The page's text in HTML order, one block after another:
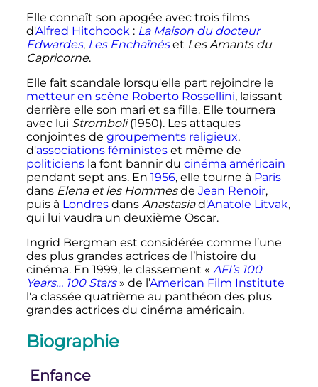
Elle connaît son apogée avec trois films
d'Alfred Hitchcock : La Maison du docteur
Edwardes, Les Enchaînéset Les Amants du
Capricorne.
Elle fait scandale lorsqu'elle part rejoindre le
metteur en scène Roberto Rossellini, laissant
derrière elle son mari et sa fille. Elle tournera
avec lui Stromboli(1950). Les attaques
conjointes de groupements religieux,
d'associations féministeset même de
politiciensla font bannir du cinéma américain
pendant sept ans. En 1956, elle tourne à Paris
dans Elena et les Hommesde Jean Renoir,
puis à Londresdans Anastasiad'Anatole Litvak,
qui lui vaudra un deuxième Oscar.
Ingrid Bergman est considérée comme l’une
des plus grandes actrices de l’histoire du
cinéma. En 1999, le classement « AFI’s 100
Years… 100 Stars » de l’American Film Institute
l'a classée quatrième au panthéon des plus
grandes actrices du cinéma américain.
Biographie
Enfance